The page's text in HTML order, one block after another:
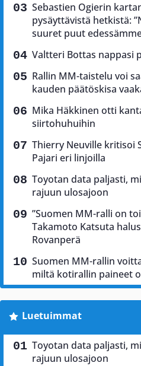
Sebastien Ogierin
pysäyttävistä hetkistä:
suuret puut
Valtteri Bottas nappasi
Rallin MM-taistelu voi
kauden päätöskisa
Mika Häkkinen otti
siirtohuhuihin
Thierry Neuville kritisoi
Pajari eri linjoilla
Toyotan data paljasti,
rajuun ulosajoon
”Suomen MM-ralli on
Takamoto Katsuta
Rovanperä
Suomen MM-rallin
miltä kotirallin paineet
Luetuimmat
Toyotan data paljasti,
rajuun ulosajoon